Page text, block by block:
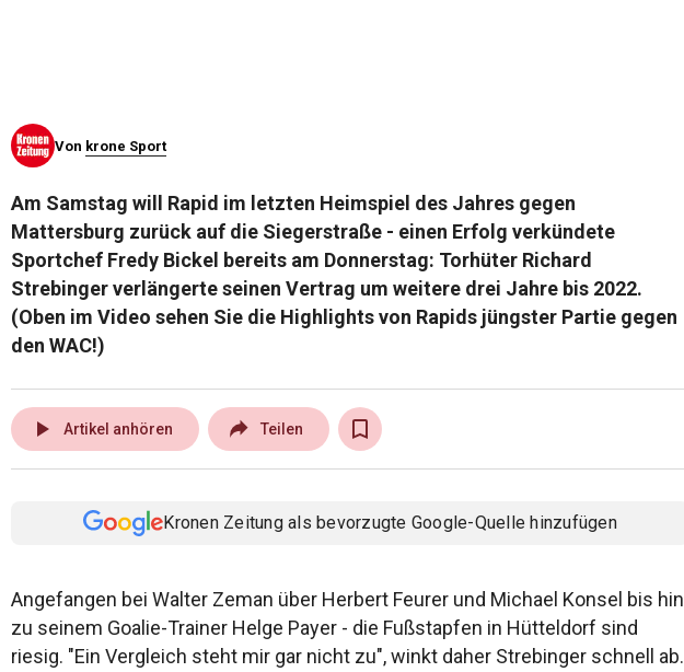
Von krone Sport
Am Samstag will Rapid im letzten Heimspiel des Jahres gegen
Mattersburg zurück auf die Siegerstraße - einen Erfolg verkündete
Sportchef Fredy Bickel bereits am Donnerstag: Torhüter Richard
Strebinger verlängerte seinen Vertrag um weitere drei Jahre bis 2022.
(Oben im Video sehen Sie die Highlights von Rapids jüngster Partie gegen
den WAC!)
play_arrow Artikel anhören Teilen
Kronen Zeitung als bevorzugte Google-Quelle hinzufügen
Angefangen bei Walter Zeman über Herbert Feurer und Michael Konsel bis hin
zu seinem Goalie-Trainer Helge Payer - die Fußstapfen in Hütteldorf sind
riesig. "Ein Vergleich steht mir gar nicht zu", winkt daher Strebinger schnell ab.